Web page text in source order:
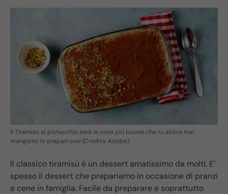
Il Tiramisù al pistacchio sarà la cosa più buona che tu abbia mai
mangiato: lo prepari così (Credits: Adobe)
Il classico tiramisù è un dessert amatissimo da molti. E’
spesso il dessert che prepariamo in occasione di pranzi
e cene in famiglia. Facile da preparare e soprattutto